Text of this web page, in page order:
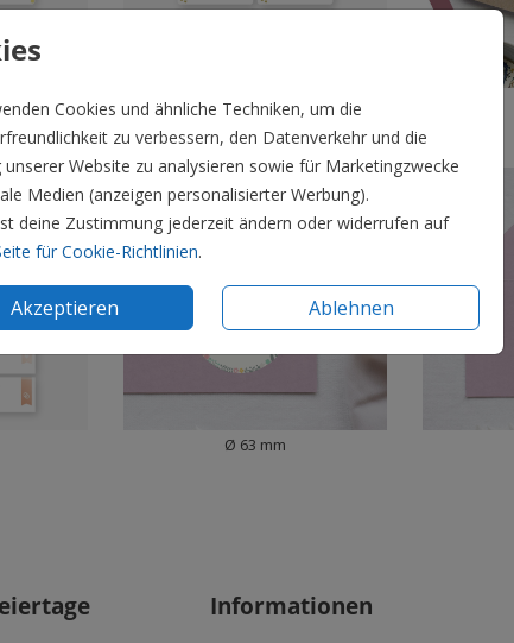
Cookies und ähnliche Techniken, um die
zu verbessern, den Datenverkehr und die
unserer Website zu analysieren sowie für Marketingzwecke
Medien (anzeigen personalisierter Werbung).
deine Zustimmung jederzeit ändern oder widerrufen auf
für Cookie-Richtlinien.
Akzeptieren Ablehnen
97 x 34 mm
Ø 63 mm
Informationen